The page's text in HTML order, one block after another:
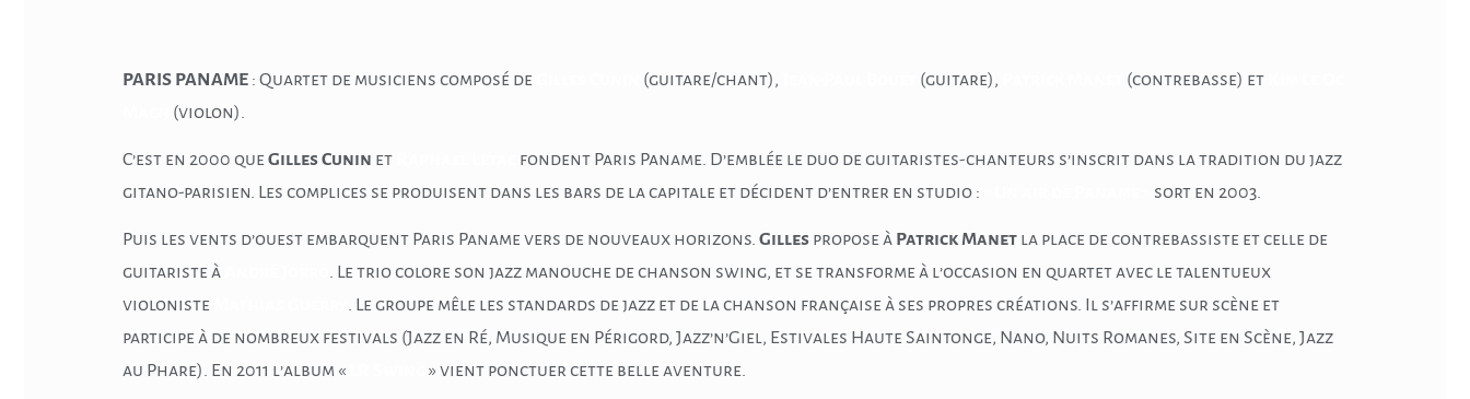
PARIS PANAME : Quartet de musiciens composé de (guitare/chant), (guitare), (contrebasse) et
(violon).
C’est en 2000 queGilles Cunin et
fondent Paris Paname. D’emblée le duo de guitaristes-chanteurs s’inscrit dans la tradition du jazz
gitano-parisien. Les complices se produisent dans les bars de la capitale et décident d’entrer en studio :
sort en 2003.
Puis les vents d’ouest embarquent Paris Paname vers de nouveaux horizons. Gilles propose à Patrick Manet la place de contrebassiste et celle de
guitariste à
. Le trio colore son jazz manouche de chanson swing, et se transforme à l’occasion en quartet avec le talentueux
violoniste
. Le groupe mêle les standards de jazz et de la chanson française à ses propres créations. Il s’affirme sur scène et
participe à de nombreux festivals (Jazz en Ré, Musique en Périgord, Jazz’n’Giel, Estivales Haute Saintonge, Nano, Nuits Romanes, Site en Scène, Jazz
au Phare). En 2011 l’album «
» vient ponctuer cette belle aventure.